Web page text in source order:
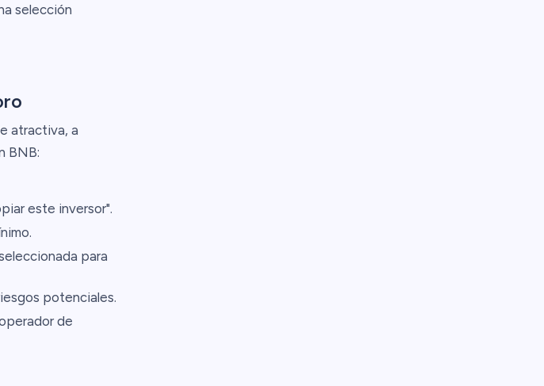
selección
atractiva, a
BNB:
este inversor".
para
potenciales.
de